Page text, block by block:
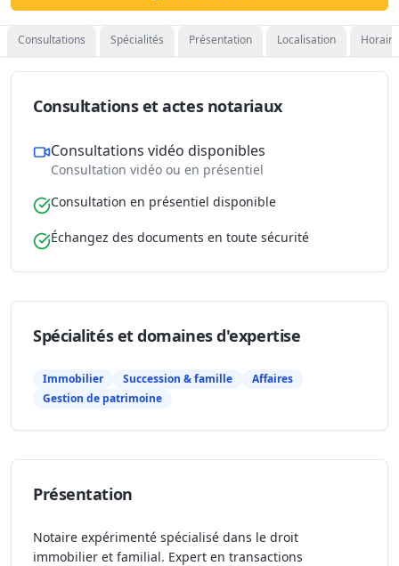
Consultations Spécialités Présentation Localisation
Consultations et actes notariaux
Consultations vidéo disponibles
Consultation vidéo ou en présentiel
Consultation en présentiel disponible
Échangez des documents en toute sécurité
Spécialités et domaines d'expertise
Immobilier Succession & famille
Affaires
Gestion de patrimoine
Présentation
Notaire expérimenté spécialisé dans le droit
immobilier et familial. Expert en transactions